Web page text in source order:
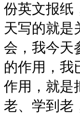
份英文报纸
天写的就是
会，我今天
的作用，我
作用，就是
老、学到老